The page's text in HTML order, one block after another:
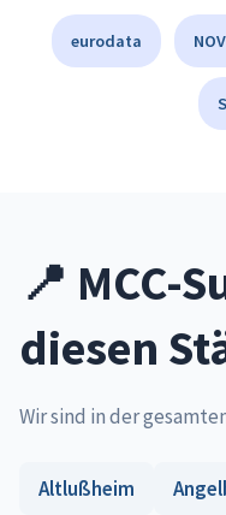
eurodata
📍 MCC-
diesen
Wir sind in der
Altlußheim